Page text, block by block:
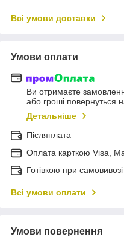
Всі умови доставки
Умови оплати
Ви отримаєте
або гроші повернуться
Детальніше
Післяплата
Оплата карткою Visa,
Готівкою при
Всі умови оплати
Умови повернення